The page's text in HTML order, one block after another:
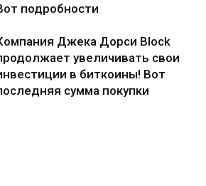
подробности
Джека Дорси Block
увеличивать свои
в биткоины! Вот
сумма покупки